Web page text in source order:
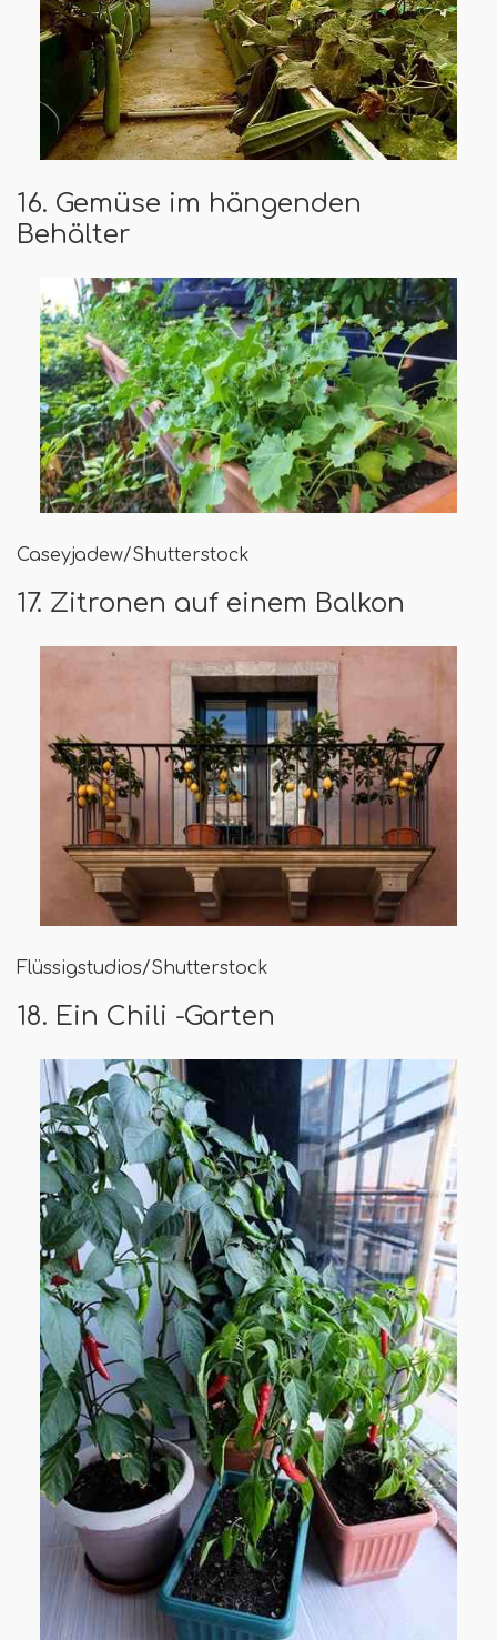
16. Gemüse im hängenden
Behälter
Caseyjadew/Shutterstock
17. Zitronen auf einem Balkon
Flüssigstudios/Shutterstock
18. Ein Chili -Garten